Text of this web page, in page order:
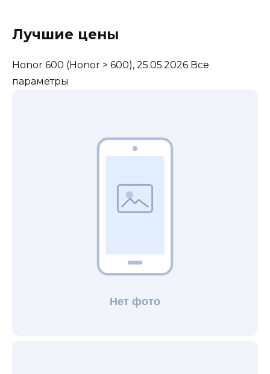
Лучшие цены
Honor 600 (Honor > 600), 25.05.2026 Все
параметры